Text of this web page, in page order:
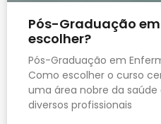
Pós-Graduação
escolher?
Pós-Graduação em
Como escolher o curso
uma área nobre da
diversos profissionais